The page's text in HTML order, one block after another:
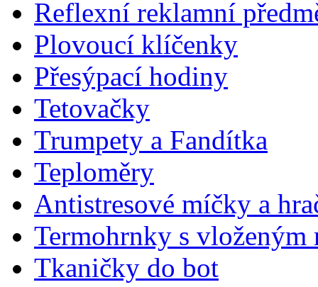
Reflexní reklamní
Plovoucí klíčenky
Přesýpací hodiny
Tetovačky
Trumpety a Fandítka
Teploměry
Antistresové míčky a
Termohrnky s vloženým
Tkaničky do bot